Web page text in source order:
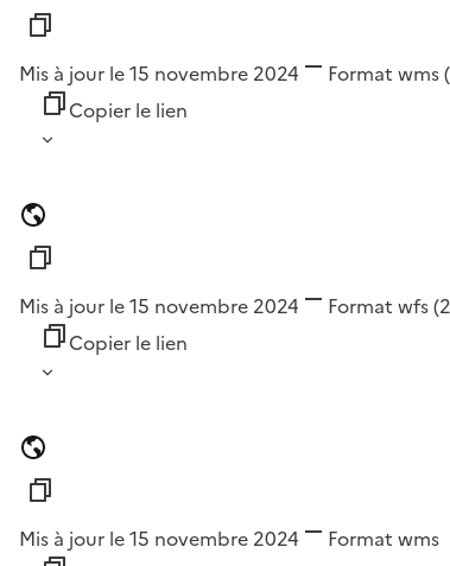
Mis à jour le 15 novembre 2024 Format wms
Copier le lien
Mis à jour le 15 novembre 2024 Format wfs
Copier le lien
Mis à jour le 15 novembre 2024 Format wms